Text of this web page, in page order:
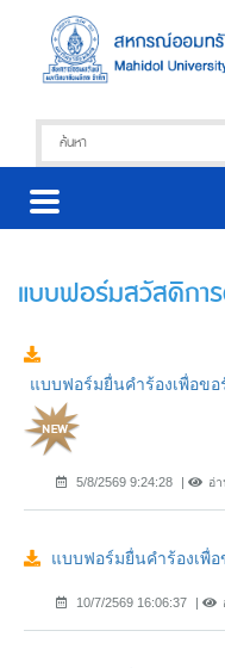
แบบฟอร์มสวัสดิกา
แบบฟอร์มยื่นคำร้องเพื่อขอ
5/8/2569 9:24:28 อ่
แบบฟอร์มยื่นคำร้องเพื่
10/7/2569 16:06:37